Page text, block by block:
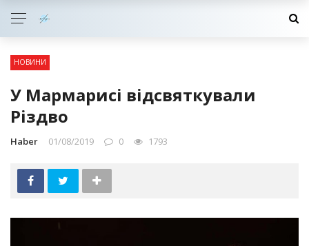
НОВИНИ
У Мармарисі відсвяткували
Різдво
Haber 01/08/2019 0 1793